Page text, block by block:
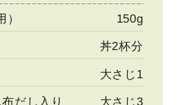
150g
丼2杯分
大さじ1
だし入り
大さじ3